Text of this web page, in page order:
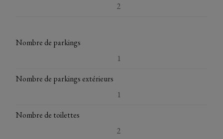
2
Nombre de parkings
1
Nombre de parkings extérieurs
1
Nombre de toilettes
2